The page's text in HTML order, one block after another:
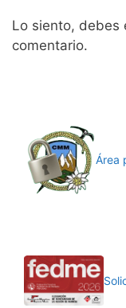
Lo siento, debes
comentario.
Área